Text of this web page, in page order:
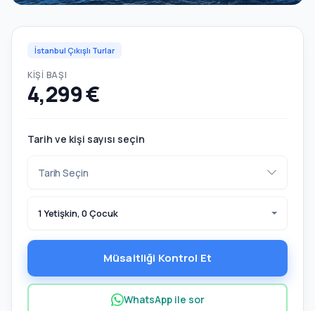
İstanbul Çıkışlı Turlar
KIŞI BAŞI
4,299 €
Tarih ve kişi sayısı seçin
1 Yetişkin, 0 Çocuk
Müsaitliği Kontrol Et
WhatsApp ile sor